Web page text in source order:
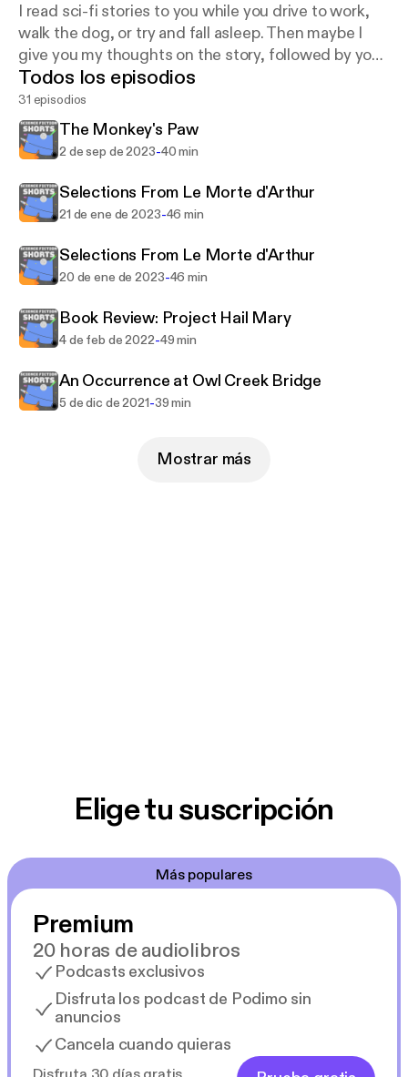
I read sci-fi stories to you while you drive to work,
walk the dog, or try and fall asleep. Then maybe I
give you my thoughts on the story, followed by you
tweeting me your own commentary. We all become
best friends and fly away in hover cars into a binary
sunset.
Todos los episodios
31 episodios
The Monkey's Paw
2 de sep de 2023-40 min
Selections From Le Morte d'Arthur
21 de ene de 2023-46 min
Selections From Le Morte d'Arthur
20 de ene de 2023-46 min
Book Review: Project Hail Mary
4 de feb de 2022-49 min
An Occurrence at Owl Creek Bridge
5 de dic de 2021-39 min
Mostrar más
Elige tu suscripción
Más populares
Premium
20 horas de audiolibros
Podcasts exclusivos
Disfruta los podcast de Podimo sin
anuncios
Cancela cuando quieras